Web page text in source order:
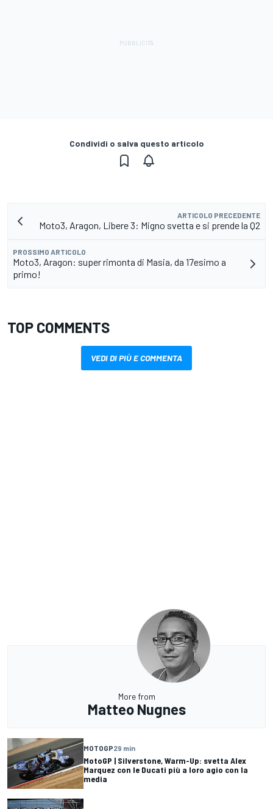
Condividi o salva questo articolo
ARTICOLO PRECEDENTE
Moto3, Aragon, Libere 3: Migno svetta e si prende la Q2
PROSSIMO ARTICOLO
Moto3, Aragon: super rimonta di Masia, da 17esimo a
primo!
TOP COMMENTS
VEDI DI PIÙ E COMMENTA
More from
Matteo Nugnes
MOTOGP29 min
MotoGP | Silverstone, Warm-Up: svetta Alex
Marquez con le Ducati più a loro agio con la
media